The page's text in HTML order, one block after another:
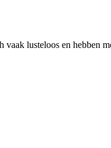
lusteloos en hebben